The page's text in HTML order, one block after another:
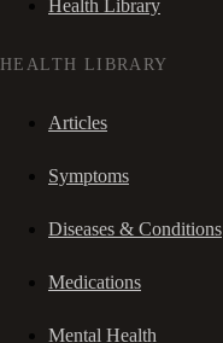
Health Library
HEALTH LIBRARY
Articles
Symptoms
Diseases & Conditions
Medications
Mental Health